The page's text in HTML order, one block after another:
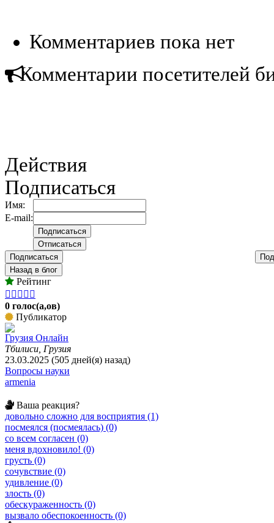
Комментариев пока нет
Комментарии посетителей
Действия
Подписаться
Имя:
E-mail:
Подписаться
Назад в блог
Рейтинг
    
0 голос(а,ов)
Публикатор
Грузия Онлайн
Тбилиси, Грузия
23.03.2025 (505 дней(я) назад)
Вопросы науки
armenia
Ваша реакция?
довольно сложно для восприятия (1)
посмеялся (посмеялась) (0)
со всем согласен (0)
меня вдохновило! (0)
грусть (0)
сочувствие (0)
удивление (0)
злость (0)
обескураженность (0)
вызвало обеспокоенность (0)